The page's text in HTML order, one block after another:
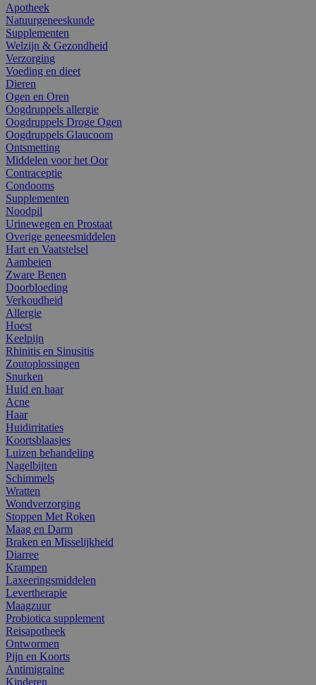
Apotheek
Natuurgeneeskunde
Supplementen
Welzijn & Gezondheid
Verzorging
Voeding en dieet
Dieren
Ogen en Oren
Oogdruppels allergie
Oogdruppels Droge Ogen
Oogdruppels Glaucoom
Ontsmetting
Middelen voor het Oor
Contraceptie
Condooms
Supplementen
Noodpil
Urinewegen en Prostaat
Overige geneesmiddelen
Hart en Vaatstelsel
Aambeien
Zware Benen
Doorbloeding
Verkoudheid
Allergie
Hoest
Keelpijn
Rhinitis en Sinusitis
Zoutoplossingen
Snurken
Huid en haar
Acne
Haar
Huidirritaties
Koortsblaasjes
Luizen behandeling
Nagelbijten
Schimmels
Wratten
Wondverzorging
Stoppen Met Roken
Maag en Darm
Braken en Misselijkheid
Diarree
Krampen
Laxeeringsmiddelen
Levertherapie
Maagzuur
Probiotica supplement
Reisapotheek
Ontwormen
Pijn en Koorts
Antimigraine
Kinderen